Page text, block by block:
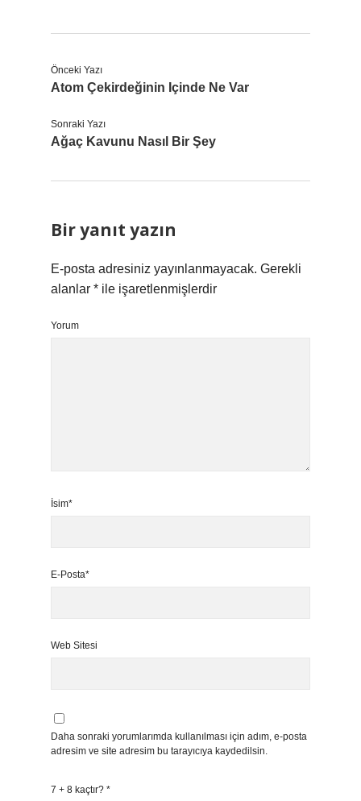
Önceki Yazı
Atom Çekirdeğinin Içinde Ne Var
Sonraki Yazı
Ağaç Kavunu Nasıl Bir Şey
Bir yanıt yazın
E-posta adresiniz yayınlanmayacak. Gerekli
alanlar * ile işaretlenmişlerdir
Yorum
İsim*
E-Posta*
Web Sitesi
Daha sonraki yorumlarımda kullanılması için adım, e-posta
adresim ve site adresim bu tarayıcıya kaydedilsin.
7 + 8 kaçtır? *